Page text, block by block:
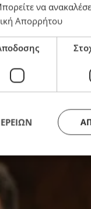
να
Απορρήτου